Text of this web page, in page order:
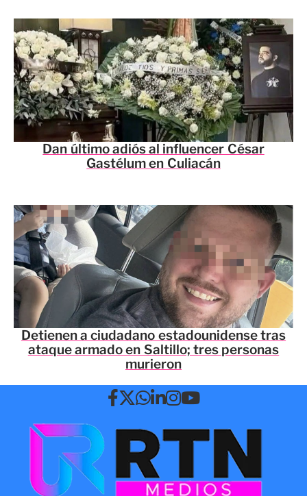
Dan último adiós al influencer César
Gastélum en Culiacán
Detienen a ciudadano estadounidense tras
ataque armado en Saltillo; tres personas
murieron